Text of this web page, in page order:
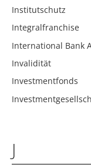
Institutschutz
Integralfranchise
International Bank
Invalidität
Investmentfonds
J